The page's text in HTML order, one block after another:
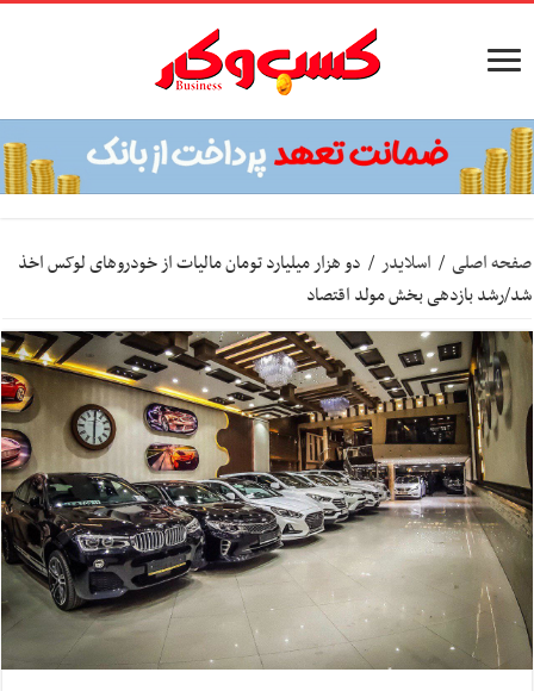
صفحه اصلی / اسلایدر / دو هزار میلیارد تومان مالیات از خودروهای لوکس اخذ
شد/رشد بازدهی بخش مولد اقتصاد